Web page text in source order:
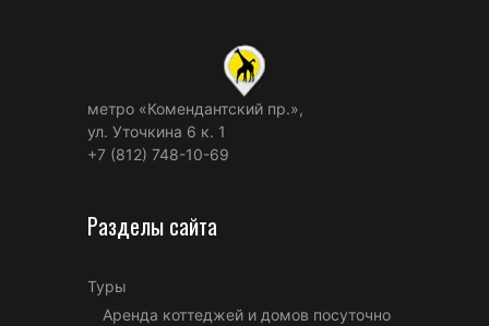
метро «Комендантский пр.»,
ул. Уточкина 6 к. 1
+7 (812) 748-10-69
Разделы сайта
Туры
Аренда коттеджей и домов посуточно